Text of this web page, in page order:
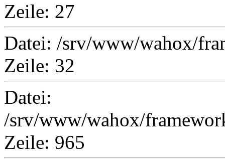
Zeile: 27
Datei: /srv/www/wahox/
Zeile: 32
Datei:
/srv/www/wahox/
Zeile: 965